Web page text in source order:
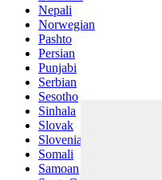
Nepali
Norwegian
Pashto
Persian
Punjabi
Serbian
Sesotho
Sinhala
Slovak
Slovenian
Somali
Samoan